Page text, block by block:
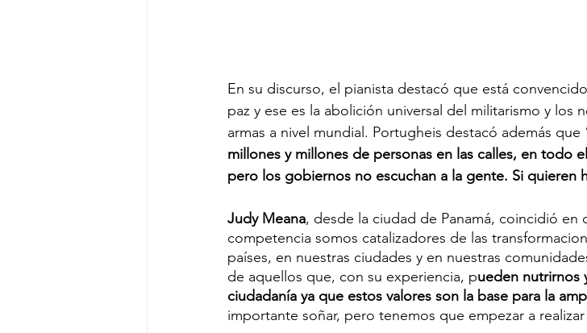
En su discurso, el pianista destacó que está
paz y ese es la abolición universal del militarismo y los
armas a nivel mundial. Portugheis destacó además que
millones y millones de personas en las calles, en todo
pero los gobiernos no escuchan a la gente. Si quieren
Judy Meana, desde la ciudad de Panamá, coincidió
competencia somos catalizadores de las
países, en nuestras ciudades y en nuestras
de aquellos que, con su experiencia, pueden nutrirnos
ciudadanía ya que estos valores son la base para la
importante soñar, pero tenemos que empezar a